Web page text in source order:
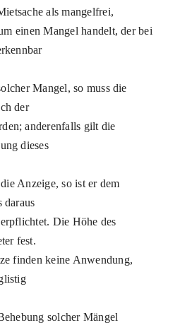
als mangelfrei,
einen Mangel handelt, der bei
Mangel, so muss die
der
anderenfalls gilt die
dieses
Anzeige, so ist er dem
daraus
Die Höhe des
fest.
finden keine Anwendung,
solcher Mängel